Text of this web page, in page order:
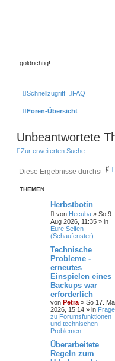
goldrichtig!
Schnellzugriff FAQ
Foren-Übersicht
Unbeantwortete
Zur erweiterten Suche
S
THEMEN
Herbstbotin
von Hecuba » So 9.
Aug 2026, 11:35 » in
Eure Seifen
(Schaufenster)
Technische
Probleme -
erneutes
Einspielen eines
Backups war
erforderlich
von Petra » So 17.
2026, 15:14 » in
zu Forumsfunktionen
und technischen
Problemen
Überarbeitete
Regeln zum